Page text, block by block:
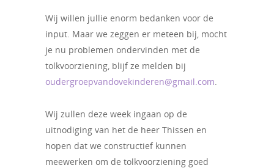
Wij willen jullie enorm bedanken voor de
input. Maar we zeggen er meteen bij, mocht
je nu problemen ondervinden met de
tolkvoorziening, blijf ze melden bij
oudergroepvandovekinderen@gmail.com.
Wij zullen deze week ingaan op de
uitnodiging van het de heer Thissen en
hopen dat we constructief kunnen
meewerken om de tolkvoorziening goed